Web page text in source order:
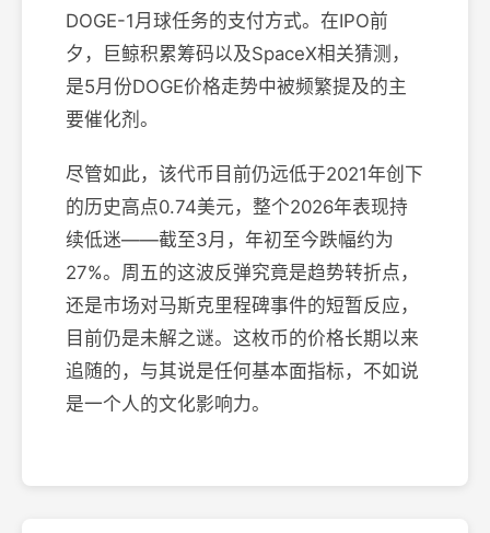
DOGE-1月球任务的支付方式。在IPO前
夕，巨鲸积累筹码以及SpaceX相关猜测，
是5月份DOGE价格走势中被频繁提及的主
要催化剂。
尽管如此，该代币目前仍远低于2021年创下
的历史高点0.74美元，整个2026年表现持
续低迷——截至3月，年初至今跌幅约为
27%。周五的这波反弹究竟是趋势转折点，
还是市场对马斯克里程碑事件的短暂反应，
目前仍是未解之谜。这枚币的价格长期以来
追随的，与其说是任何基本面指标，不如说
是一个人的文化影响力。